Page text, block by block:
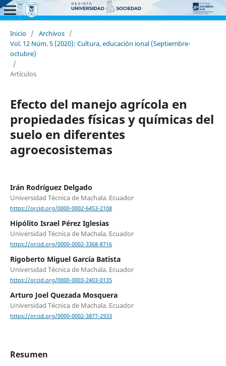
Inicio / Archivos /
Vol. 12 Núm. 5 (2020): Cultura, educación ional (Septiembre-
octubre)
/
Artículos
Efecto del manejo agrícola en
propiedades físicas y químicas del
suelo en diferentes
agroecosistemas
Irán Rodríguez Delgado
Universidad Técnica de Machala. Ecuador
https://orcid.org/0000-0002-6453-2108
Hipólito Israel Pérez Iglesias
Universidad Técnica de Machala. Ecuador
https://orcid.org/0000-0002-3368-8716
Rigoberto Miguel García Batista
Universidad Técnica de Machala. Ecuador
https://orcid.org/0000-0003-2403-0135
Arturo Joel Quezada Mosquera
Universidad Técnica de Machala. Ecuador
https://orcid.org/0000-0002-3877-2933
Resumen